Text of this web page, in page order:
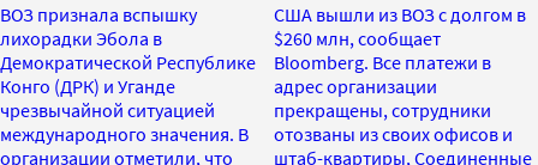
ВОЗ признала вспышку
лихорадки Эбола в
Демократической Республике
Конго (ДРК) и Уганде
чрезвычайной ситуацией
международного значения. В
организации отметили, что
США вышли из ВОЗ с долгом в
$260 млн, сообщает
Bloomberg. Все платежи в
адрес организации
прекращены, сотрудники
отозваны из своих офисов и
штаб-квартиры, Соединенные